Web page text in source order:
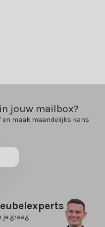
in jouw mailbox?
en maak maandelijks kans
je graag